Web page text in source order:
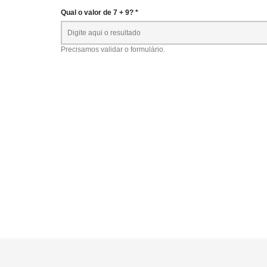
Qual o valor de 7 + 9? *
Precisamos validar o formulário.